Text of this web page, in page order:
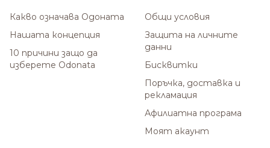
Какво означава Одоната
Нашата концепция
10 причини защо да
изберете Odonata
Общи условия
Защита на личните
данни
Бисквитки
Поръчка, доставка и
рекламация
Афилиатна програма
Моят акаунт